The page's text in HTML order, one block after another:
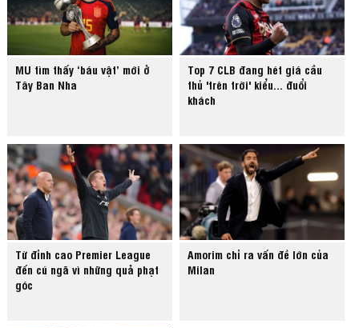
MU tìm thấy ‘báu vật’ mới ở
Tây Ban Nha
Top 7 CLB đang hét giá cầu
thủ 'trên trời' kiểu... đuổi
khách
Từ đỉnh cao Premier League
đến cú ngã vì những quả phạt
góc
Amorim chỉ ra vấn đề lớn của
Milan